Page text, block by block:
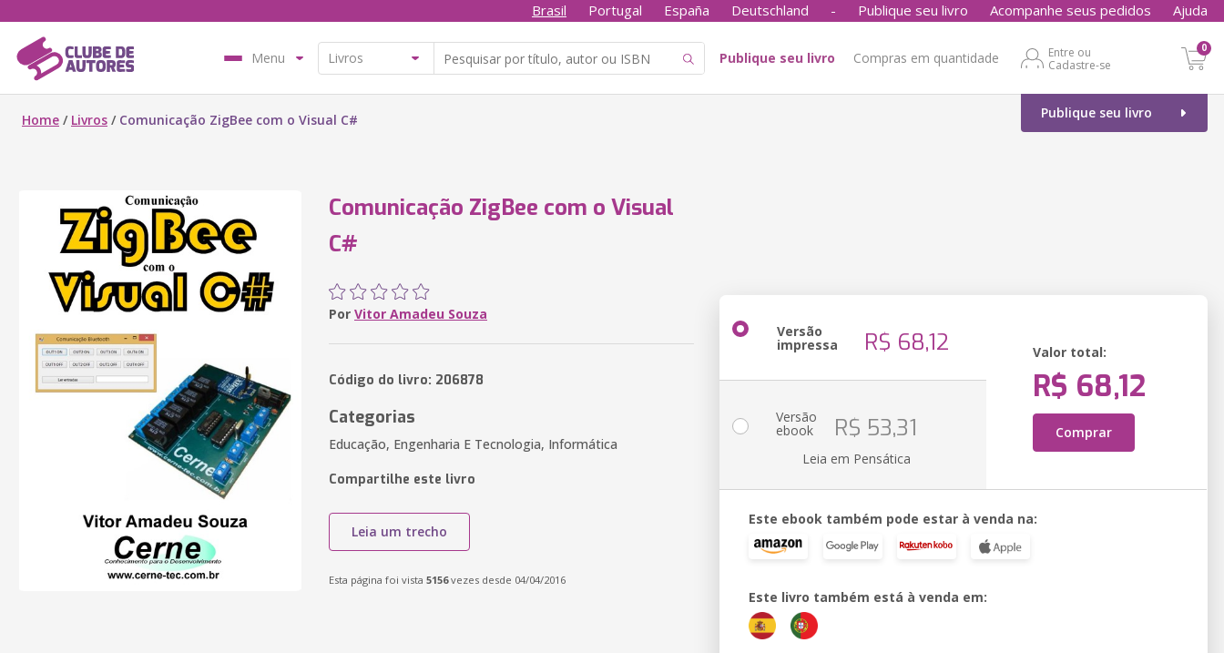
Brasil Portugal España Deutschland - Publique seu livro Acompanhe seus pedidos Ajuda
Menu Publique seu livro Compras em quantidade
Entre ou
Cadastre-se
0
Publique seu livro
Home / Livros / Comunicação ZigBee com o Visual C#
Comunicação ZigBee com o Visual
C#
Por Vitor Amadeu Souza
Código do livro: 206878
Categorias
Educação, Engenharia E Tecnologia, Informática
Compartilhe este livro
Leia um trecho
Esta página foi vista 5156vezes desde 04/04/2016
Versão
impressa R$ 68,12 Valor total:
R$ 68,12
Comprar
Versão
ebook R$ 53,31
Leia em Pensática
Este ebook também pode estar à venda na:
Este livro também está à venda em: